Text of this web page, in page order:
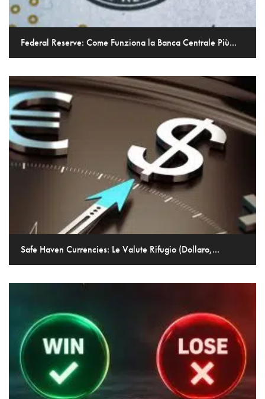
Federal Reserve: Come Funziona la Banca Centrale Più...
Safe Haven Currencies: Le Valute Rifugio (Dollaro,...